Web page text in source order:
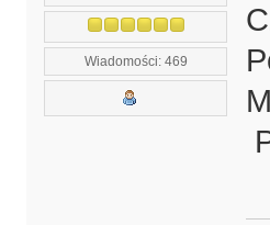
Wiadomości: 469